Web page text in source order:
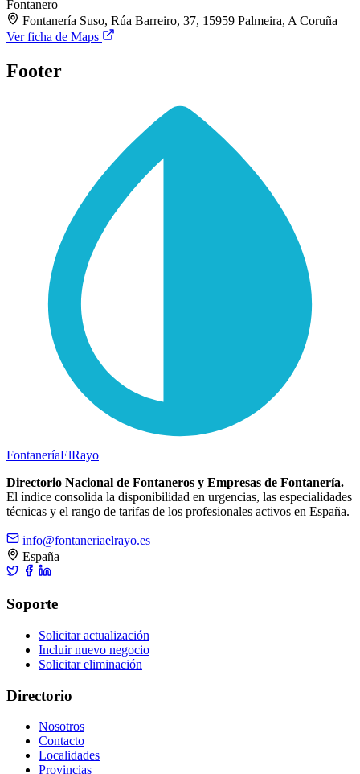
Fontanero
Fontanería Suso, Rúa Barreiro, 37, 15959 Palmeira, A Coruña
Ver ficha de Maps
Footer
FontaneríaElRayo
Directorio Nacional de Fontaneros y Empresas de Fontanería.
El índice consolida la disponibilidad en urgencias, las especialidades
técnicas y el rango de tarifas de los profesionales activos en España.
info@fontaneriaelrayo.es
España
Soporte
Solicitar actualización
Incluir nuevo negocio
Solicitar eliminación
Directorio
Nosotros
Contacto
Localidades
Provincias